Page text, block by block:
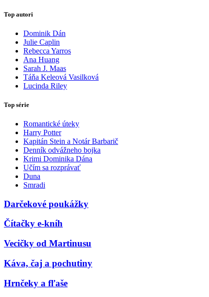
Top autori
Dominik Dán
Julie Caplin
Rebecca Yarros
Ana Huang
Sarah J. Maas
Táňa Keleová Vasilková
Lucinda Riley
Top série
Romantické úteky
Harry Potter
Kapitán Stein a Notár Barbarič
Denník odvážneho bojka
Krimi Dominika Dána
Učím sa rozprávať
Duna
Smradi
Darčekové poukážky
Čítačky e-kníh
Vecičky od Martinusu
Káva, čaj a pochutiny
Hrnčeky a fľaše